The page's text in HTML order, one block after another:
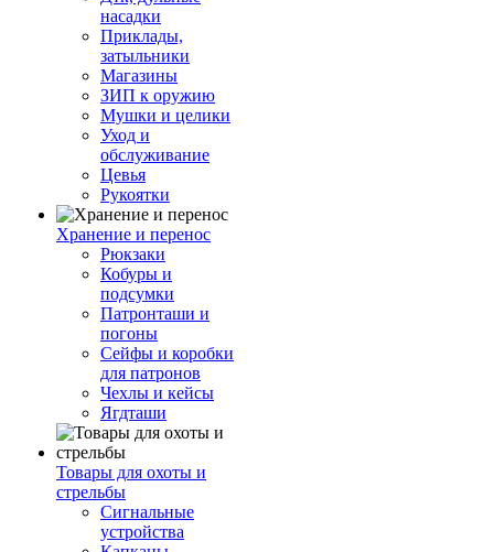
насадки
Приклады,
затыльники
Магазины
ЗИП к оружию
Мушки и целики
Уход и
обслуживание
Цевья
Рукоятки
Хранение и перенос
Рюкзаки
Кобуры и
подсумки
Патронташи и
погоны
Сейфы и коробки
для патронов
Чехлы и кейсы
Ягдташи
Товары для охоты и
стрельбы
Сигнальные
устройства